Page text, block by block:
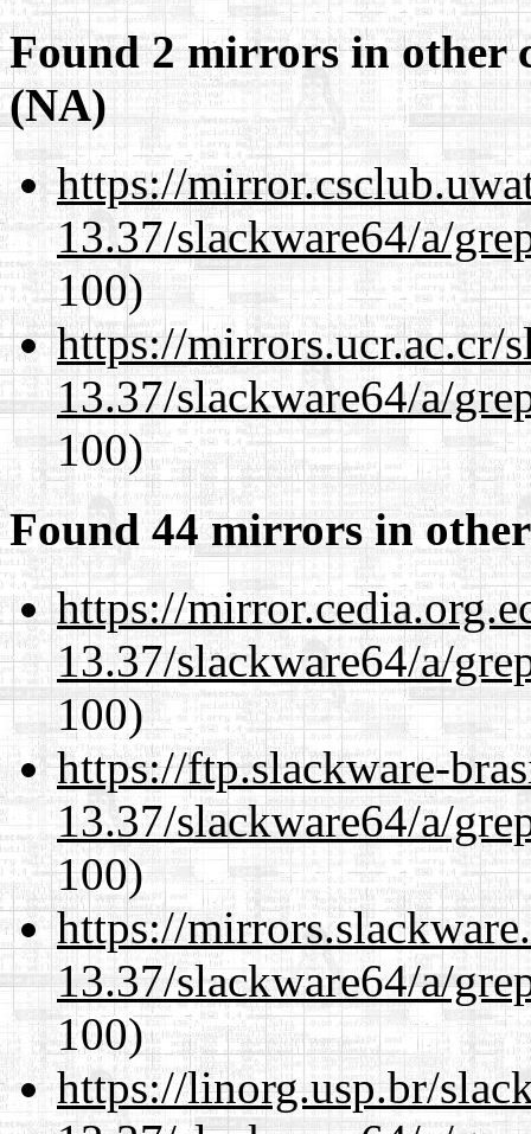
Found 2 mirrors in other
(NA)
https://
13.37/slackware64/a/
100)
https://mirrors.ucr.ac.cr/
13.37/slackware64/a/
100)
Found 44 mirrors in
https://
13.37/slackware64/a/
100)
https://ftp.slackware-
13.37/slackware64/a/
100)
https://
13.37/slackware64/a/
100)
https://linorg.usp.br/